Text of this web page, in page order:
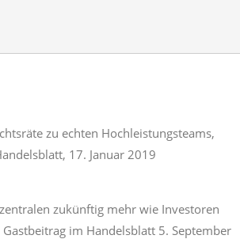
zu echten Hochleistungsteams,
17. Januar 2019
zukünftig mehr wie Investoren
im Handelsblatt 5. September